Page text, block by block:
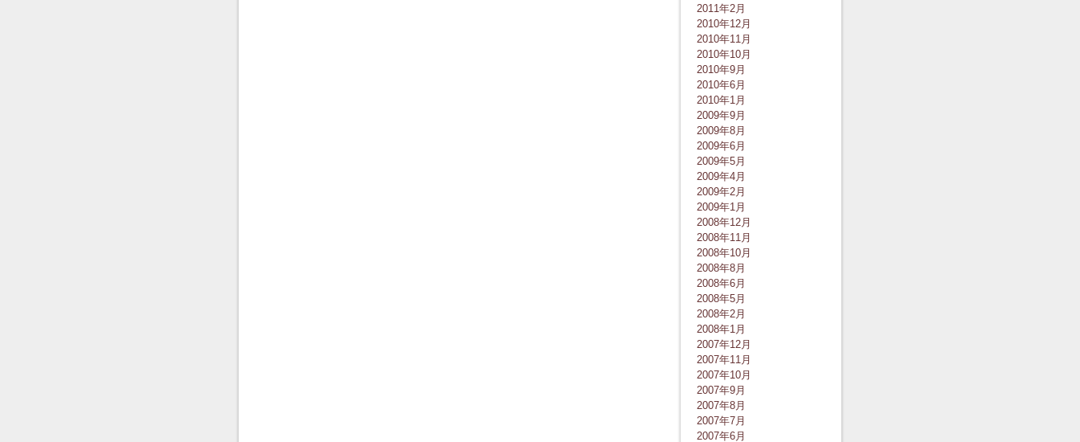
2011年2月
2010年12月
2010年11月
2010年10月
2010年9月
2010年6月
2010年1月
2009年9月
2009年8月
2009年6月
2009年5月
2009年4月
2009年2月
2009年1月
2008年12月
2008年11月
2008年10月
2008年8月
2008年6月
2008年5月
2008年2月
2008年1月
2007年12月
2007年11月
2007年10月
2007年9月
2007年8月
2007年7月
2007年6月